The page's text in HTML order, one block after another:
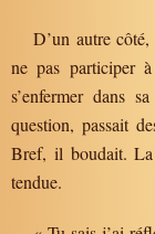
D’un autre
ne pas participer
s’enfermer dans
question, passait
Bref, il boudait.
tendue.